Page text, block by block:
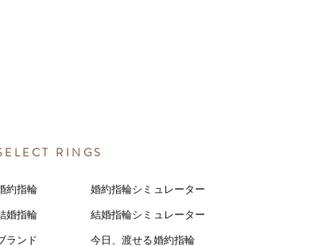
RINGS
約指輪
婚指輪
ランド
婚約指輪シミュレーター
結婚指輪シミ ュ レーター
今日、渡せる婚約指輪